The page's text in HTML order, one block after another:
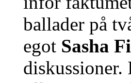
ballader på
egot Sasha
diskussioner.